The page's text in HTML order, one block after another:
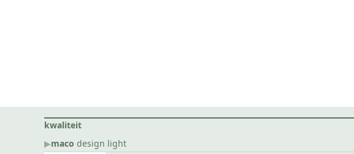
kwaliteit
▶︎maco design light